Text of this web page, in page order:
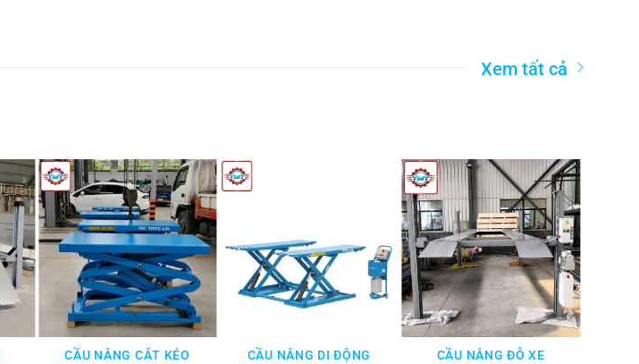
Xem tất cả
CẦU NÂNG CẮT KÉO CẦU NÂNG DI ĐỘNG CẦU NÂNG ĐỖ XE